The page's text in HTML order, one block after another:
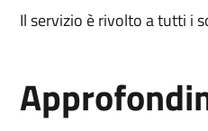
Il servizio è rivolto a tutti i